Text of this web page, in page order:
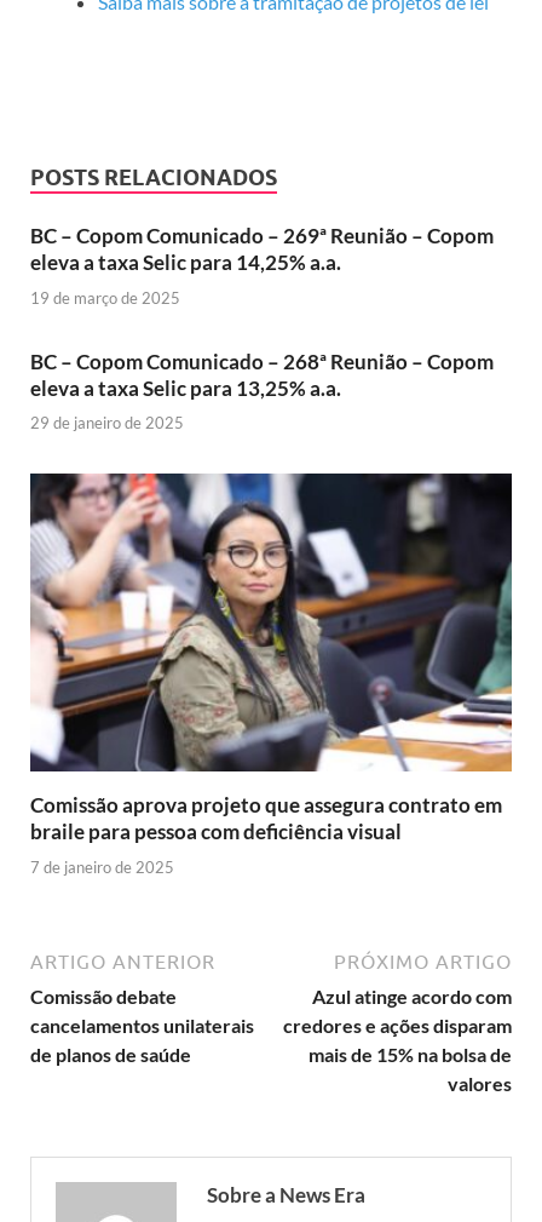
POSTS RELACIONADOS
BC – Copom Comunicado – 269ª Reunião – Copom
eleva a taxa Selic para 14,25% a.a.
19 de março de 2025
BC – Copom Comunicado – 268ª Reunião – Copom
eleva a taxa Selic para 13,25% a.a.
29 de janeiro de 2025
Comissão aprova projeto que assegura contrato em
braile para pessoa com deficiência visual
7 de janeiro de 2025
ARTIGO ANTERIOR
Comissão debate
cancelamentos unilaterais
de planos de saúde
PRÓXIMO ARTIGO
Azul atinge acordo com
credores e ações disparam
mais de 15% na bolsa de
valores
Sobre a News Era